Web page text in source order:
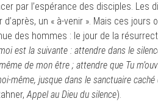
par l’espérance des disciples. Les
d’après, un « à-venir ». Mais ces
des hommes : le jour de la
est la suivante : attendre dans le
de mon être ; attendre que Tu
même, jusque dans le sanctuaire
Appel au Dieu du silence).